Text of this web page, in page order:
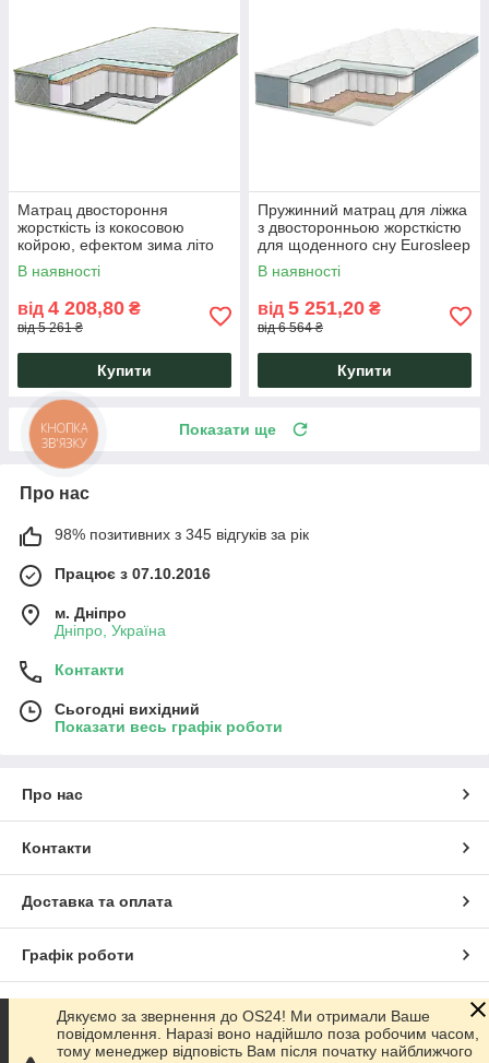
Матрац двостороння
жорсткість із кокосовою
койрою, ефектом зима літо
на Pocket Spring Eurosleep
Pulson 2 in 1
В наявності
від 4 208,80 ₴
від 5 261 ₴
Купити
Пружинний матрац для ліжка
з двосторонньою жорсткістю
для щоденного сну Eurosleep
Pulson Elit Cocos
В наявності
від 5 251,20 ₴
від 6 564 ₴
Купити
Показати ще
Про нас
98% позитивних з 345 відгуків за рік
Працює з 07.10.2016
м. Дніпро
Дніпро, Україна
Контакти
Сьогодні вихідний
Показати весь графік роботи
Про нас
Контакти
Доставка та оплата
Графік роботи
Повна версія сайту
Дякуємо за звернення до OS24! Ми отримали Ваше
повідомлення. Наразі воно надійшло поза робочим часом,
тому менеджер відповість Вам після початку найближчого
КНОПКА
ЗВ'ЯЗКУ